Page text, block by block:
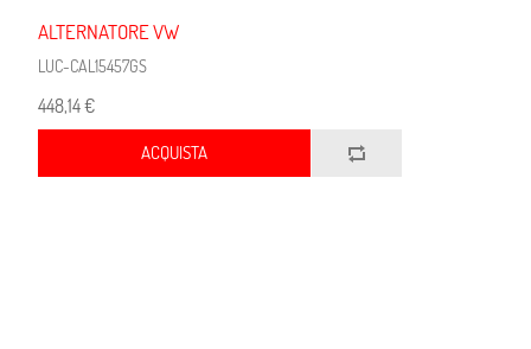
ALTERNATORE VW
LUC-CAL15457GS
448,14 €
ACQUISTA